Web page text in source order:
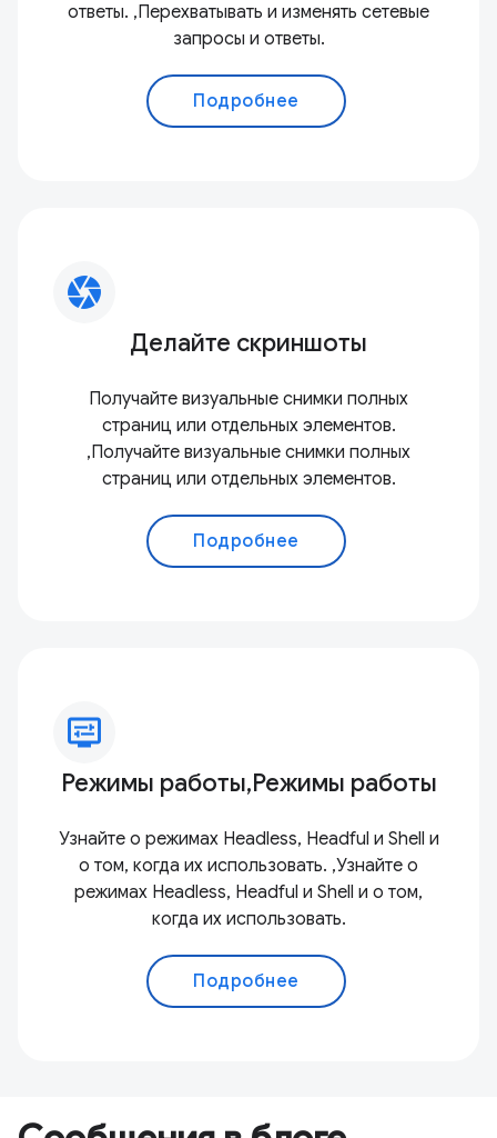
ответы. ,Перехватывать и изменять сетевые
запросы и ответы.
Подробнее
camera
Делайте скриншоты
Получайте визуальные снимки полных
страниц или отдельных элементов.
,Получайте визуальные снимки полных
страниц или отдельных элементов.
Подробнее
display_settings
Режимы работы,Режимы работы
Узнайте о режимах Headless, Headful и Shell и
о том, когда их использовать. ,Узнайте о
режимах Headless, Headful и Shell и о том,
когда их использовать.
Подробнее